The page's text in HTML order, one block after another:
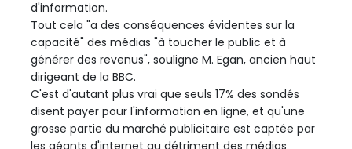
d'information.
Tout cela "a des conséquences évidentes sur la
capacité" des médias "à toucher le public et à
générer des revenus", souligne M. Egan, ancien haut
dirigeant de la BBC.
C'est d'autant plus vrai que seuls 17% des sondés
disent payer pour l'information en ligne, et qu'une
grosse partie du marché publicitaire est captée par